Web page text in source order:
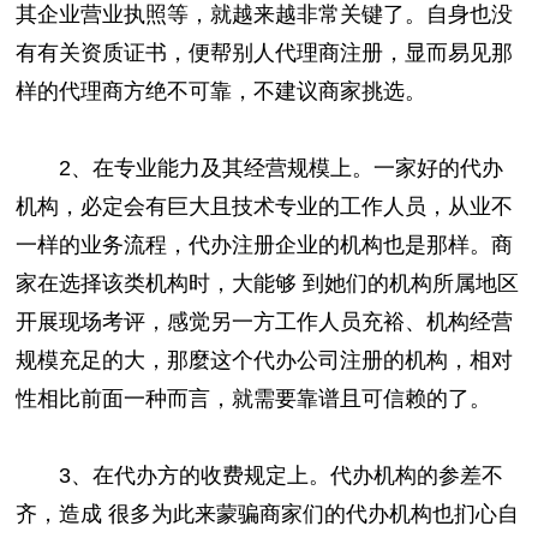
其企业营业执照等，就越来越非常关键了。自身也没
有有关资质证书，便帮别人代理商注册，显而易见那
样的代理商方绝不可靠，不建议商家挑选。
2、在专业能力及其经营规模上。一家好的代办
机构，必定会有巨大且技术专业的工作人员，从业不
一样的业务流程，代办注册企业的机构也是那样。商
家在选择该类机构时，大能够 到她们的机构所属地区
开展现场考评，感觉另一方工作人员充裕、机构经营
规模充足的大，那麼这个代办公司注册的机构，相对
性相比前面一种而言，就需要靠谱且可信赖的了。
3、在代办方的收费规定上。代办机构的参差不
齐，造成 很多为此来蒙骗商家们的代办机构也扪心自